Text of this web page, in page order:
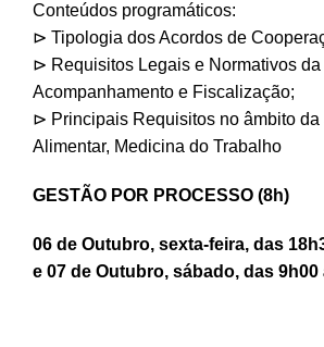
Conteúdos programáticos:
⊳ Tipologia dos Acordos de
⊳ Requisitos Legais e Normativos
Acompanhamento e Fiscalização;
⊳ Principais Requisitos no âmbito da
Alimentar, Medicina do Trabalho
GESTÃO POR PROCESSO (8h)
06 de Outubro, sexta-feira, das
e 07 de Outubro, sábado, das 9h00